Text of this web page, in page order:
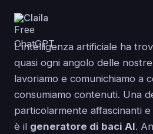
Claila
L'intelligenza artificiale ha
quasi ogni angolo delle
lavoriamo e comunichiamo a
consumiamo contenuti. Una
particolarmente affascinanti
è il generatore di baci AI.